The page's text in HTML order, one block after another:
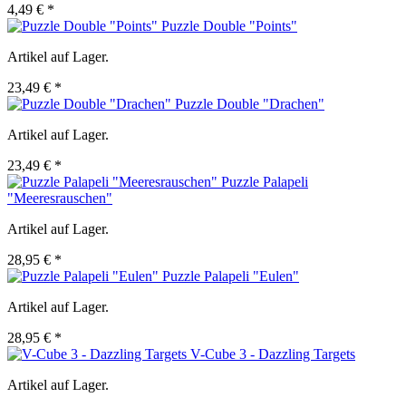
4,49 € *
Puzzle Double "Points"
Artikel auf Lager.
23,49 € *
Puzzle Double "Drachen"
Artikel auf Lager.
23,49 € *
Puzzle Palapeli
"Meeresrauschen"
Artikel auf Lager.
28,95 € *
Puzzle Palapeli "Eulen"
Artikel auf Lager.
28,95 € *
V-Cube 3 - Dazzling Targets
Artikel auf Lager.